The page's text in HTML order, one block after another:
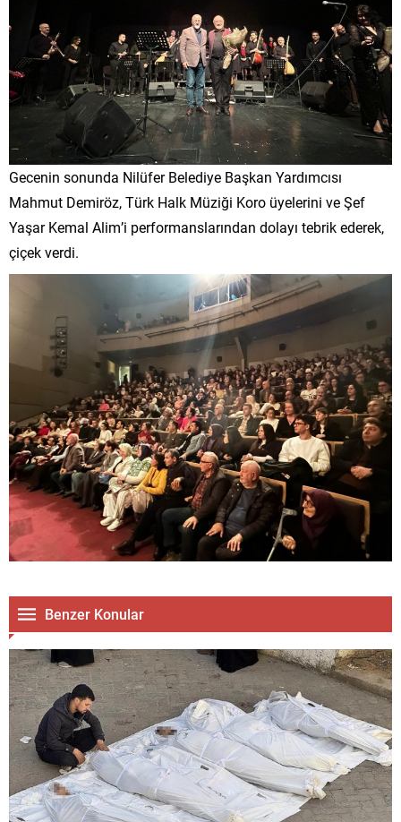
Gecenin sonunda Nilüfer Belediye Başkan Yardımcısı
Mahmut Demiröz, Türk Halk Müziği Koro üyelerini ve Şef
Yaşar Kemal Alim’i performanslarından dolayı tebrik ederek,
çiçek verdi.
Benzer Konular